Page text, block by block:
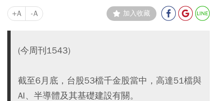
+A -A 加入收藏
(今周刊1543)
截至6月底，台股53檔千金股當中，高達51檔與
AI、半導體及其基礎建設有關。